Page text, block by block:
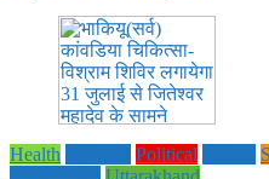
Health Political